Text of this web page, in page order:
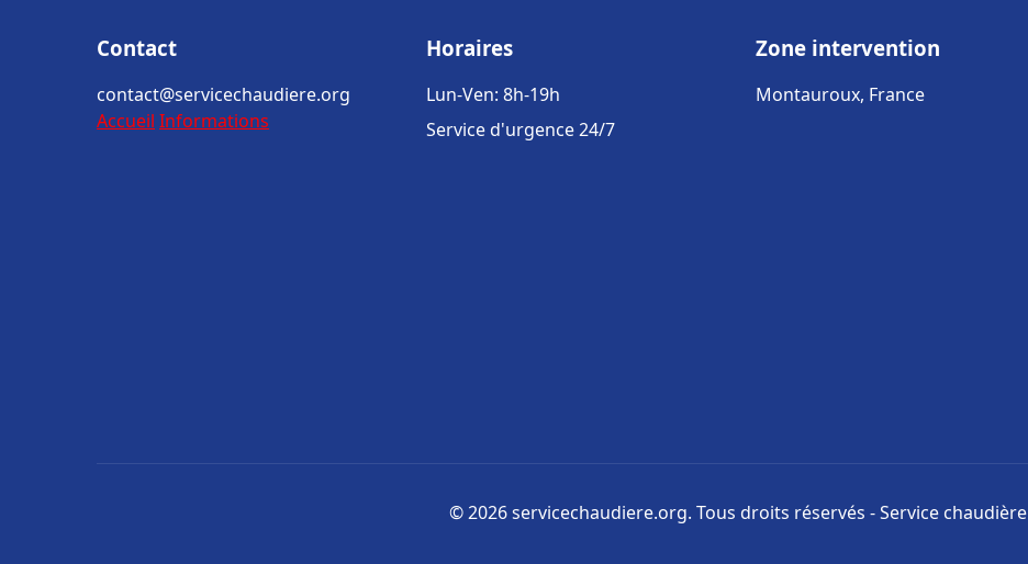
Contact
contact@servicechaudiere.org
Accueil Informations
Horaires
Lun-Ven: 8h-19h
Service d'urgence 24/7
Zone intervention
Montauroux, France
© 2026 servicechaudiere.org. Tous droits réservés - Service chaudière